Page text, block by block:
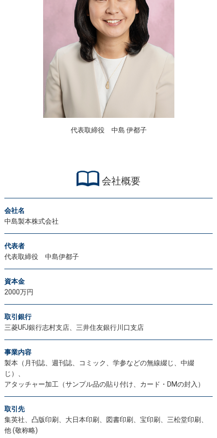
代表取締役 中島 伊都子
会社概要
会社名
中島製本株式会社
代表者
代表取締役 中島伊都子
資本金
2000万円
取引銀行
三菱UFJ銀行志村支店、三井住友銀行川口支店
事業内容
製本（月刊誌、週刊誌、コミック、学参などの無線綴じ、中綴
じ）、
アタッチャー加工（サンプル品の貼り付け、カード・DMの封入）
取引先
集英社、凸版印刷、大日本印刷、図書印刷、宝印刷、三松堂印刷、
他 (敬称略)